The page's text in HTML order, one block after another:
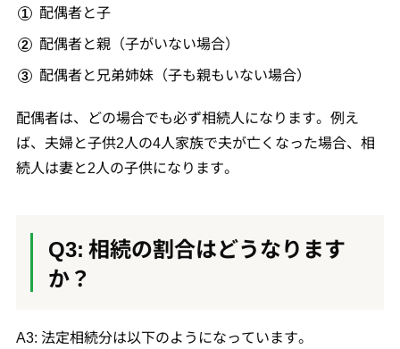
配偶者と子
配偶者と親（子がいない場合）
配偶者と兄弟姉妹（子も親もいない場合）
配偶者は、どの場合でも必ず相続人になります。例え
ば、夫婦と子供2人の4人家族で夫が亡くなった場合、相
続人は妻と2人の子供になります。
Q3: 相続の割合はどうなります
か？
A3: 法定相続分は以下のようになっています。